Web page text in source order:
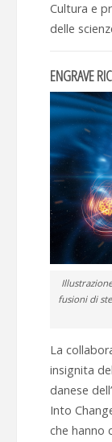
Cultura e
delle
ENGRAVE
fusioni di
La
insignita
danese
Into
che hanno